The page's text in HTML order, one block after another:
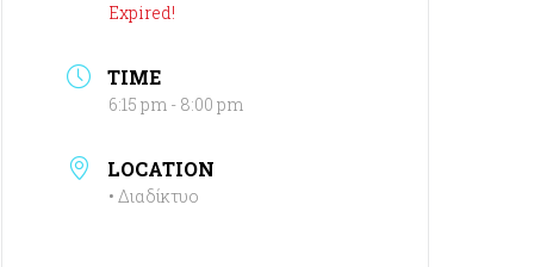
Expired!
TIME
6:15 pm - 8:00 pm
LOCATION
• Διαδίκτυο